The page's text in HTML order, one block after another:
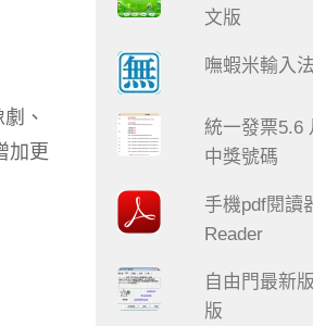
、
加更
文版
嘸蝦米輸入
統一發票5.6
中獎號碼
手機pdf閱讀
Reader
自由門最新
版